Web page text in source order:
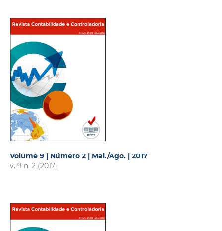
Volume 9 | Número 2 | Mai./Ago. | 2017
v. 9 n. 2 (2017)